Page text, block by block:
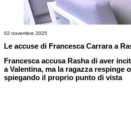
02 novembre 2025
Le accuse di Francesca Carrara a
Francesca accusa Rasha di aver
a Valentina, ma la ragazza respinge
spiegando il proprio punto di vista